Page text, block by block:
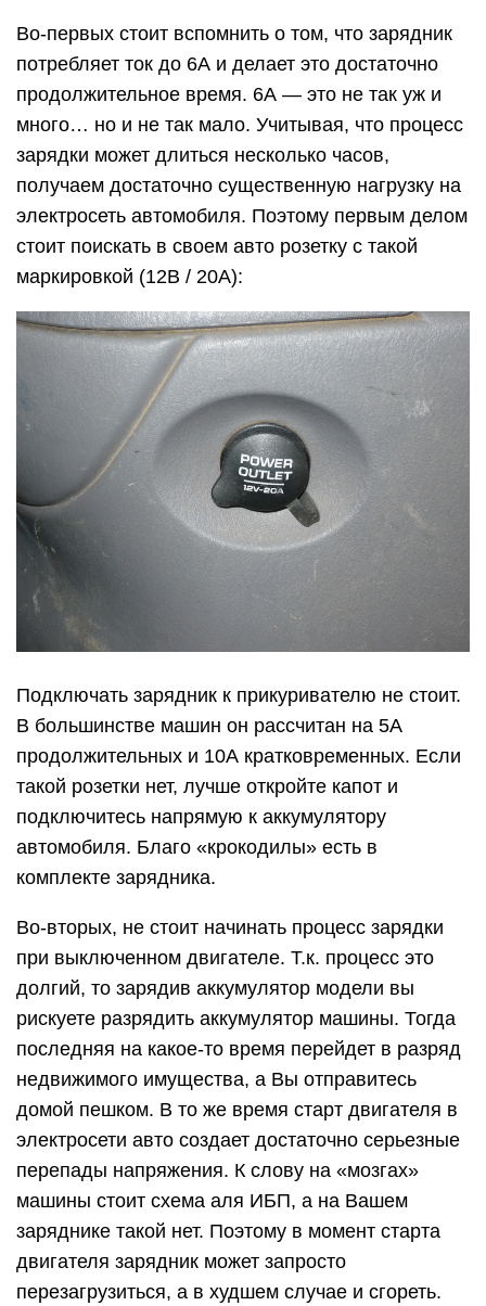
Во-первых стоит вспомнить о том, что зарядник
потребляет ток до 6А и делает это достаточно
продолжительное время. 6А — это не так уж и
много… но и не так мало. Учитывая, что процесс
зарядки может длиться несколько часов,
получаем достаточно существенную нагрузку на
электросеть автомобиля. Поэтому первым делом
стоит поискать в своем авто розетку с такой
маркировкой (12В / 20А):
Подключать зарядник к прикуривателю не стоит.
В большинстве машин он рассчитан на 5А
продолжительных и 10А кратковременных. Если
такой розетки нет, лучше откройте капот и
подключитесь напрямую к аккумулятору
автомобиля. Благо «крокодилы» есть в
комплекте зарядника.
Во-вторых, не стоит начинать процесс зарядки
при выключенном двигателе. Т.к. процесс это
долгий, то зарядив аккумулятор модели вы
рискуете разрядить аккумулятор машины. Тогда
последняя на какое-то время перейдет в разряд
недвижимого имущества, а Вы отправитесь
домой пешком. В то же время старт двигателя в
электросети авто создает достаточно серьезные
перепады напряжения. К слову на «мозгах»
машины стоит схема аля ИБП, а на Вашем
заряднике такой нет. Поэтому в момент старта
двигателя зарядник может запросто
перезагрузиться, а в худшем случае и сгореть.